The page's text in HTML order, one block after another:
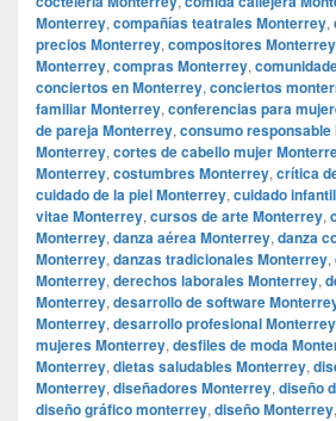
Monterrey, compañías teatrales Monterrey,
precios Monterrey, compositores Monterrey
Monterrey, compras Monterrey,
conciertos en Monterrey, conciertos
familiar Monterrey, conferencias para
de pareja Monterrey, consumo
Monterrey, cortes de cabello mujer
Monterrey, costumbres Monterrey, crítica
cuidado de la piel Monterrey, cuidado
vitae Monterrey, cursos de arte Monterrey,
Monterrey, danza aérea Monterrey, danza
Monterrey, danzas tradicionales Monterrey,
Monterrey, derechos laborales Monterrey,
Monterrey, desarrollo de software
Monterrey, desarrollo profesional Monterrey
mujeres Monterrey, desfiles de moda
Monterrey, dietas saludables Monterrey,
Monterrey, diseñadores Monterrey, diseño
diseño gráfico monterrey, diseño Monterrey,